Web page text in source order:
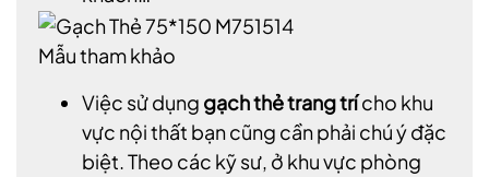
Mẫu tham khảo
Việc sử dụng gạch thẻ trang trícho khu
vực nội thất bạn cũng cần phải chú ý đặc
biệt. Theo các kỹ sư, ở khu vực phòng